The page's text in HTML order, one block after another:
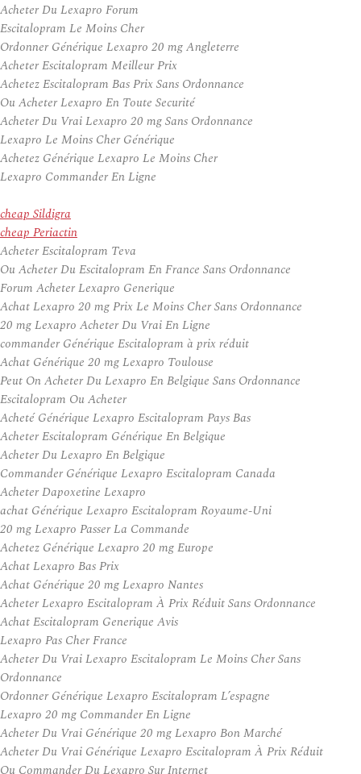
Acheter Du Lexapro Forum
Escitalopram Le Moins Cher
Ordonner Générique Lexapro 20 mg Angleterre
Acheter Escitalopram Meilleur Prix
Achetez Escitalopram Bas Prix Sans Ordonnance
Ou Acheter Lexapro En Toute Securité
Acheter Du Vrai Lexapro 20 mg Sans Ordonnance
Lexapro Le Moins Cher Générique
Achetez Générique Lexapro Le Moins Cher
Lexapro Commander En Ligne
cheap Sildigra
cheap Periactin
Acheter Escitalopram Teva
Ou Acheter Du Escitalopram En France Sans Ordonnance
Forum Acheter Lexapro Generique
Achat Lexapro 20 mg Prix Le Moins Cher Sans Ordonnance
20 mg Lexapro Acheter Du Vrai En Ligne
commander Générique Escitalopram à prix réduit
Achat Générique 20 mg Lexapro Toulouse
Peut On Acheter Du Lexapro En Belgique Sans Ordonnance
Escitalopram Ou Acheter
Acheté Générique Lexapro Escitalopram Pays Bas
Acheter Escitalopram Générique En Belgique
Acheter Du Lexapro En Belgique
Commander Générique Lexapro Escitalopram Canada
Acheter Dapoxetine Lexapro
achat Générique Lexapro Escitalopram Royaume-Uni
20 mg Lexapro Passer La Commande
Achetez Générique Lexapro 20 mg Europe
Achat Lexapro Bas Prix
Achat Générique 20 mg Lexapro Nantes
Acheter Lexapro Escitalopram À Prix Réduit Sans Ordonnance
Achat Escitalopram Generique Avis
Lexapro Pas Cher France
Acheter Du Vrai Lexapro Escitalopram Le Moins Cher Sans
Ordonnance
Ordonner Générique Lexapro Escitalopram L’espagne
Lexapro 20 mg Commander En Ligne
Acheter Du Vrai Générique 20 mg Lexapro Bon Marché
Acheter Du Vrai Générique Lexapro Escitalopram À Prix Réduit